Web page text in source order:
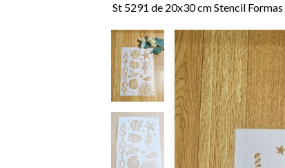
St 5291 de 20x30 cm Stencil